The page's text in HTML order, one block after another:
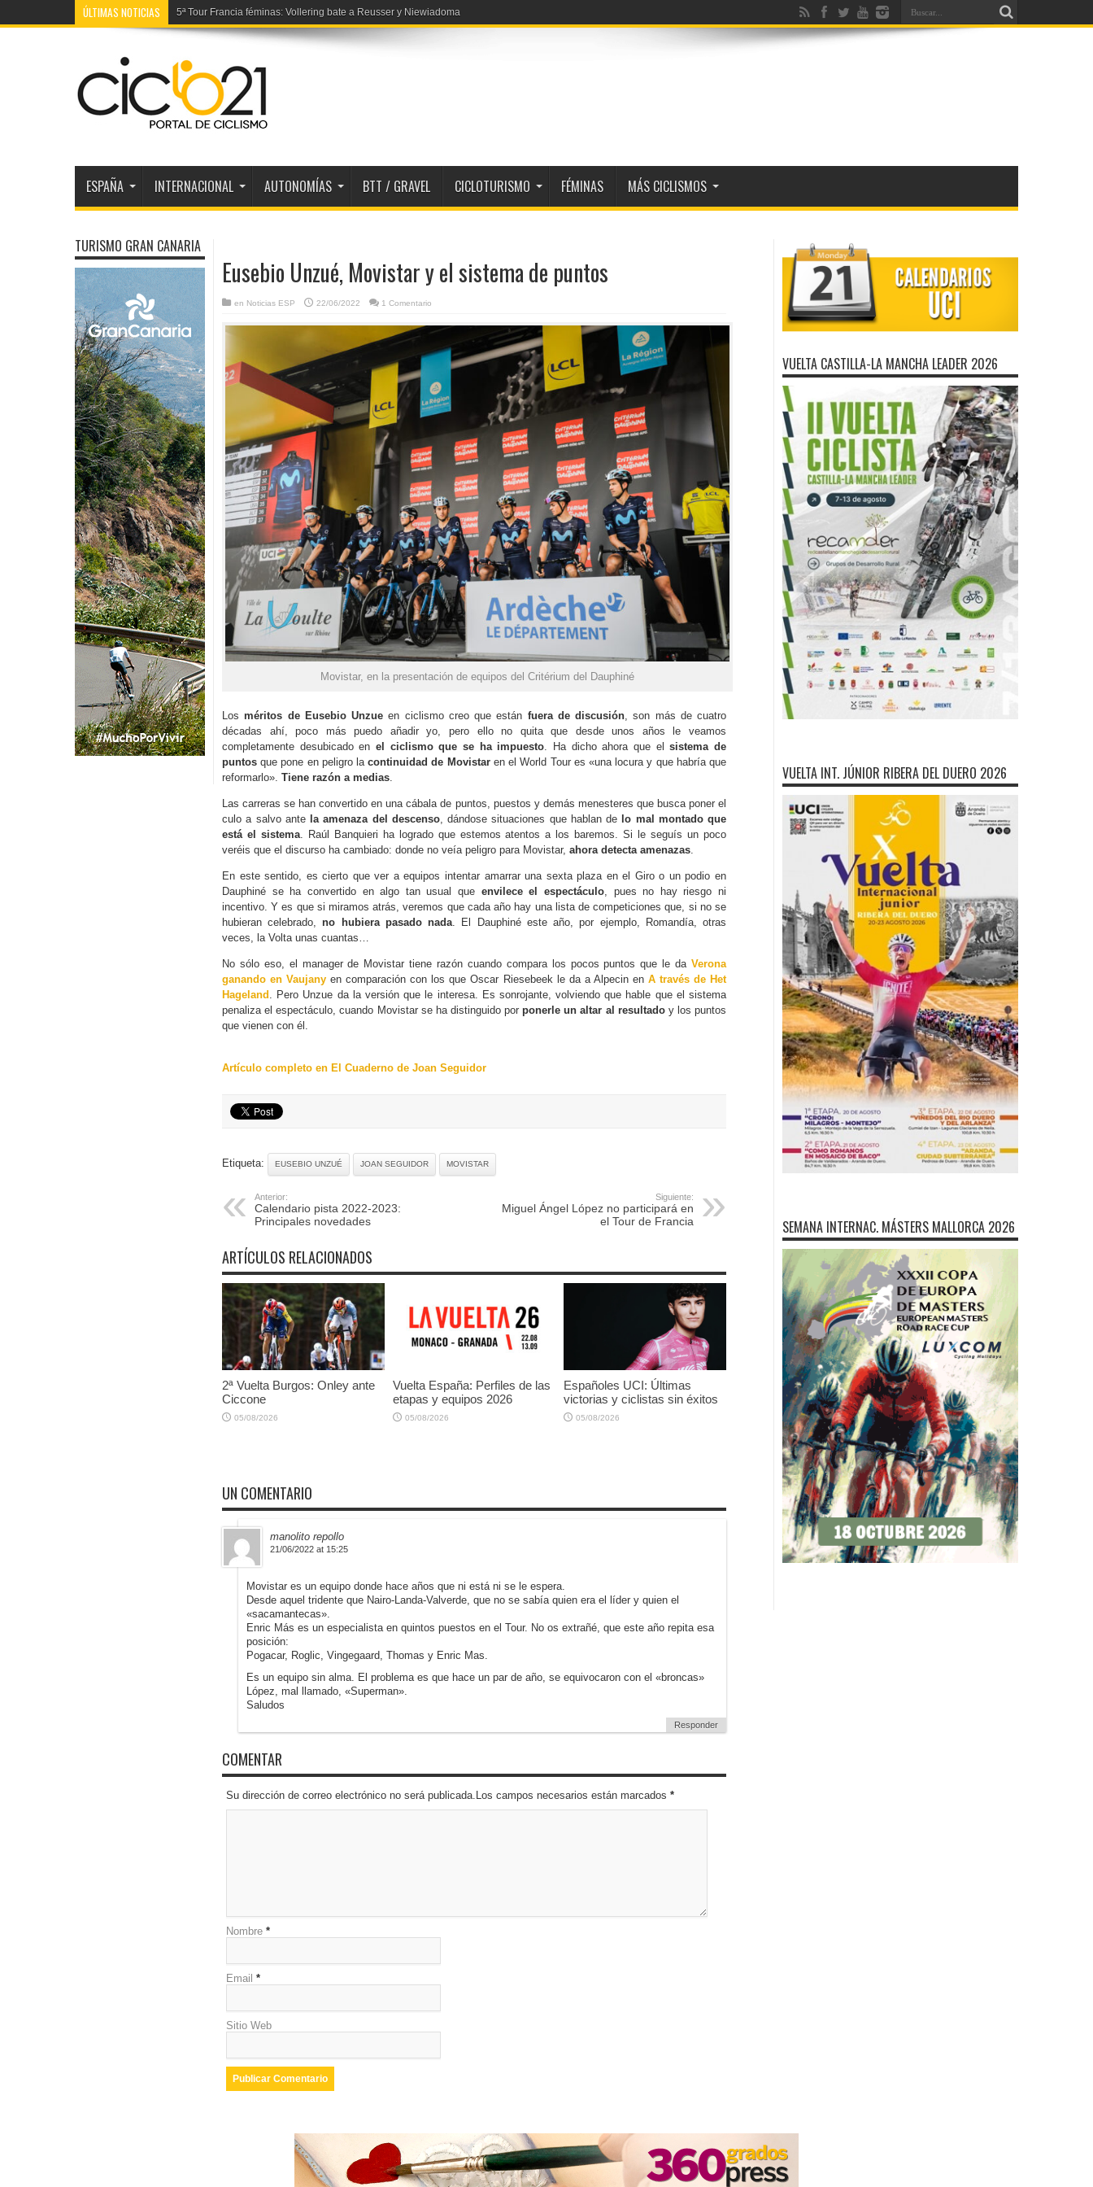
ÚLTIMAS NOTICIAS 5ª Tour Francia féminas: Vollering bate a Reusser y Niewiadoma
ESPAÑA INTERNACIONAL AUTONOMÍAS BTT / GRAVEL CICLOTURISMO FÉMINAS MÁS CICLISMOS
Eusebio Unzué, Movistar y el sistema de puntos
en Noticias ESP 22/06/2022 1 Comentario
Movistar, en la presentación de equipos del Critérium del Dauphiné
Losméritos de Eusebio Unzue en ciclismo creo que están fuera de discusión, son más de cuatro
décadas ahí, poco más puedo añadir yo, pero ello no quita que desde unos años le veamos
completamente desubicado en el ciclismo que se ha impuesto. Ha dicho ahora que elsistema de
puntos que pone en peligro lacontinuidad de Movistaren el World Tour es «una locura y que habría que
reformarlo». Tiene razón a medias.
Las carreras se han convertido en una cábala de puntos, puestos y demás menesteres que busca poner el
culo a salvo ante la amenaza del descenso, dándose situaciones que hablan de lo mal montado que
está el sistema. Raúl Banquieri ha logrado que estemos atentos a los baremos. Si le seguís un poco
veréis que el discurso ha cambiado: donde no veía peligro para Movistar, ahora detecta amenazas.
En este sentido, es cierto que ver a equipos intentar amarrar una sexta plaza en el Giro o un podio en
Dauphiné se ha convertido en algo tan usual que envilece el espectáculo, pues no hay riesgo ni
incentivo. Y es que si miramos atrás, veremos que cada año hay una lista de competiciones que, si no se
hubieran celebrado,no hubiera pasado nada. El Dauphiné este año, por ejemplo, Romandía, otras
veces, la Volta unas cuantas…
No sólo eso, el manager de Movistar tiene razón cuando compara los pocos puntos que le da Verona
ganando en Vaujany en comparación con los que Oscar Riesebeek le da a Alpecin enA través de Het
Hageland . Pero Unzue da la versión que le interesa. Es sonrojante, volviendo que hable que el sistema
penaliza el espectáculo, cuando Movistar se ha distinguido porponerle un altar al resultadoy los puntos
que vienen con él.
Artículo completo en El Cuaderno de Joan Seguidor
Etiqueta: EUSEBIO UNZUÉ JOAN SEGUIDOR MOVISTAR
Anterior:
Calendario pista 2022-2023:
Principales novedades
Siguiente:
Miguel Ángel López no participará en
el Tour de Francia
ARTÍCULOS RELACIONADOS
2ª Vuelta Burgos: Onley ante
Ciccone
05/08/2026
Vuelta España: Perfiles de las
etapas y equipos 2026
05/08/2026
Españoles UCI: Últimas
victorias y ciclistas sin éxitos
05/08/2026
UN COMENTARIO
manolito repollo
21/06/2022 at 15:25
Movistar es un equipo donde hace años que ni está ni se le espera.
Desde aquel tridente que Nairo-Landa-Valverde, que no se sabía quien era el líder y quien el
«sacamantecas».
Enric Más es un especialista en quintos puestos en el Tour. No os extrañé, que este año repita esa
posición:
Pogacar, Roglic, Vingegaard, Thomas y Enric Mas.
Es un equipo sin alma. El problema es que hace un par de año, se equivocaron con el «broncas»
López, mal llamado, «Superman».
Saludos
Responder
COMENTAR
Su dirección de correo electrónico no será publicada.Los campos necesarios están marcados *
Nombre *
Email *
Sitio Web
TURISMO GRAN CANARIA
VUELTA CASTILLA-LA MANCHA LEADER 2026
VUELTA INT. JÚNIOR RIBERA DEL DUERO 2026
SEMANA INTERNAC. MÁSTERS MALLORCA 2026